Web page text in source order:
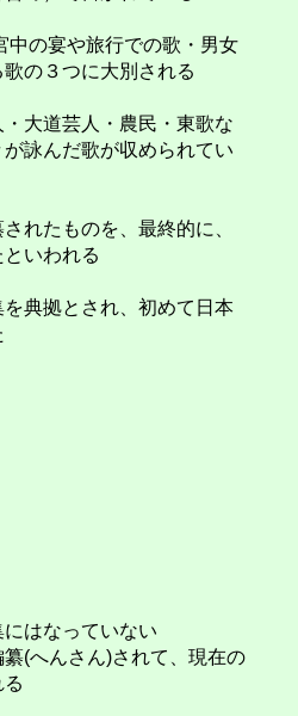
の宴や旅行での歌・男女
の３つに大別される
大道芸人・農民・東歌な
詠んだ歌が収められてい
れたものを、最終的に、
いわれる
典拠とされ、初めて日本
はなっていない
(へんさん)されて、現在の